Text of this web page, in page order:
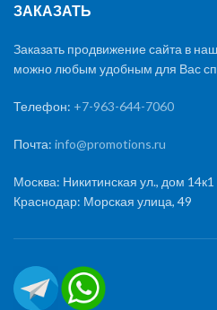
ЗАКАЗАТЬ
Заказать продвижение сайта в
можно любым удобным для Вас
Телефон: +7-963-644-7060
Почта: info@promotions.ru
Москва: Никитинская ул., дом 14к1
Краснодар: Морская улица, 49